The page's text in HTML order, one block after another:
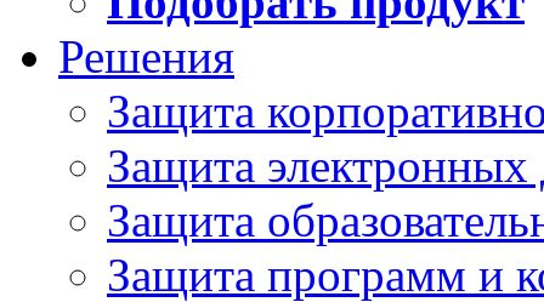
Решения
Защита
Защита электронных
Защита
Защита программ и